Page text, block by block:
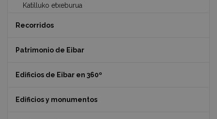
Katilluko etxeburua
Recorridos
Patrimonio de Eibar
Edificios de Eibar en 360º
Edificios y monumentos